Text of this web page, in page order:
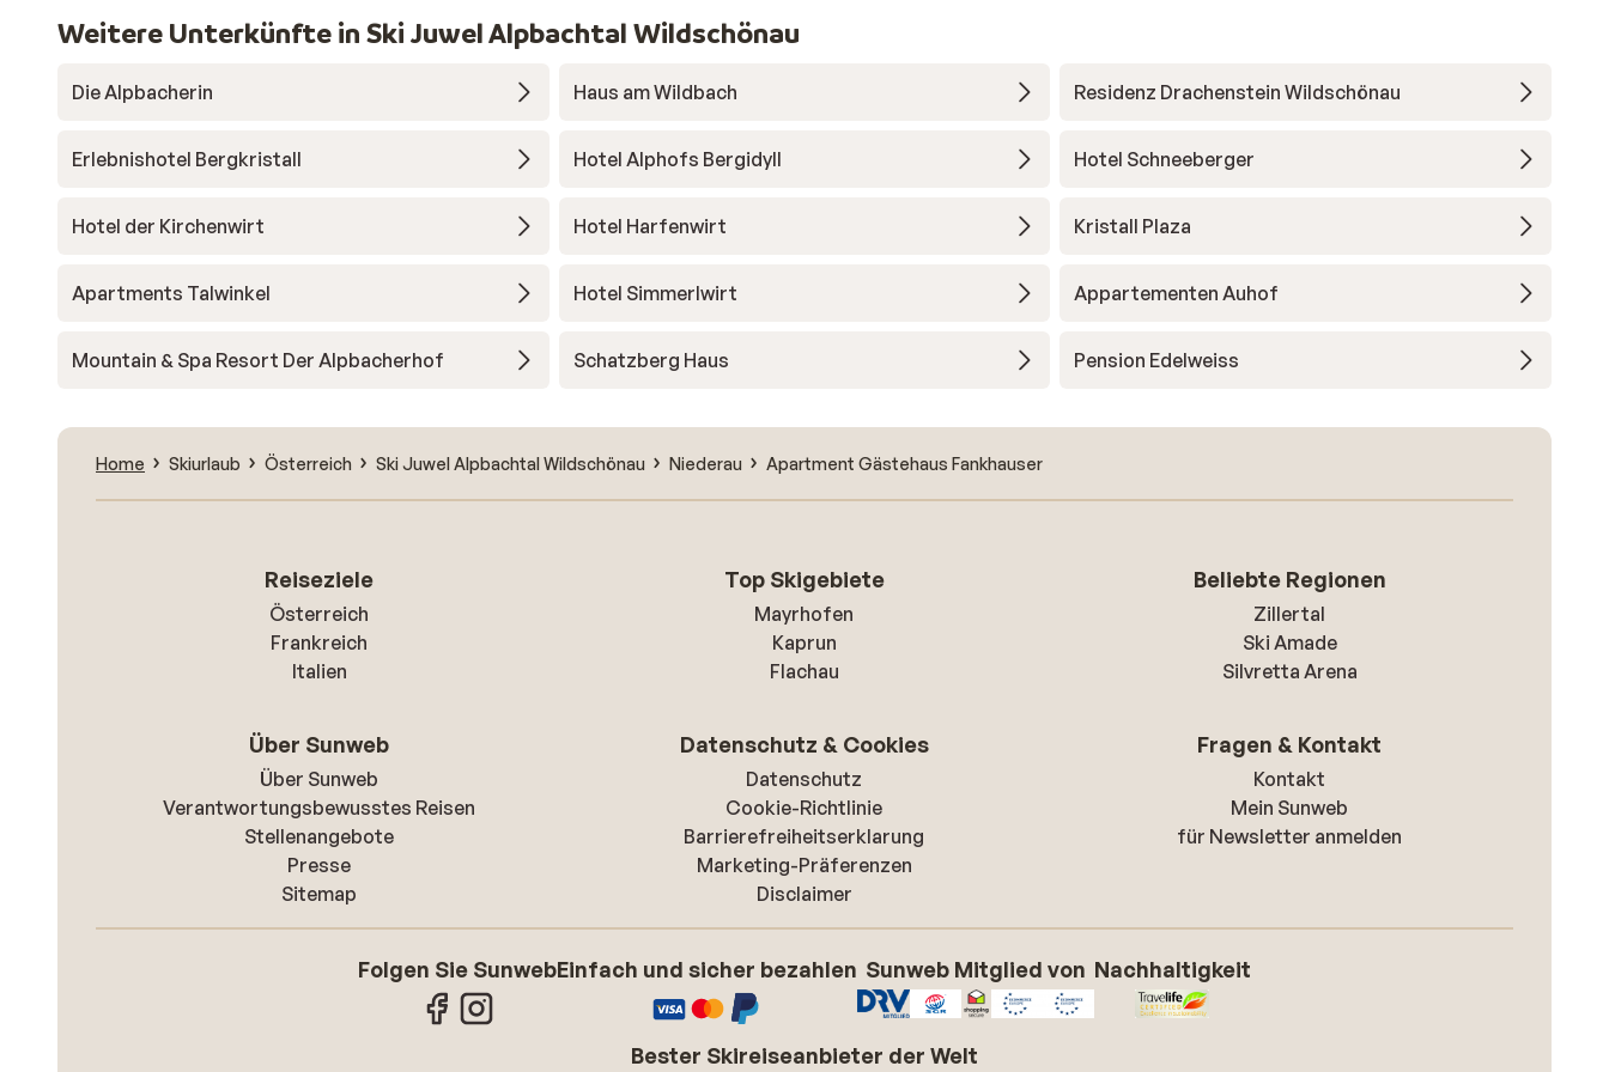
Weitere Unterkünfte in Ski Juwel Alpbachtal Wildschönau
Die Alpbacherin Haus am Wildbach Residenz Drachenstein Wildschönau
Erlebnishotel Bergkristall Hotel Alphofs Bergidyll Hotel Schneeberger
Hotel der Kirchenwirt Hotel Harfenwirt Kristall Plaza
Apartments Talwinkel Hotel Simmerlwirt Appartementen Auhof
Mountain & Spa Resort Der Alpbacherhof Schatzberg Haus Pension Edelweiss
Home Skiurlaub Österreich Ski Juwel Alpbachtal Wildschönau Niederau Apartment Gästehaus Fankhauser
Reiseziele
Österreich
Frankreich
Italien
Top Skigebiete
Mayrhofen
Kaprun
Flachau
Beliebte Regionen
Zillertal
Ski Amade
Silvretta Arena
Über Sunweb
Über Sunweb
Verantwortungsbewusstes Reisen
Stellenangebote
Presse
Sitemap
Datenschutz & Cookies
Datenschutz
Cookie-Richtlinie
Barrierefreiheitserklarung
Marketing-Präferenzen
Disclaimer
Fragen & Kontakt
Kontakt
Mein Sunweb
für Newsletter anmelden
Folgen Sie SunwebEinfach und sicher bezahlen Sunweb Mitglied von Nachhaltigkeit
Bester Skireiseanbieter der Welt